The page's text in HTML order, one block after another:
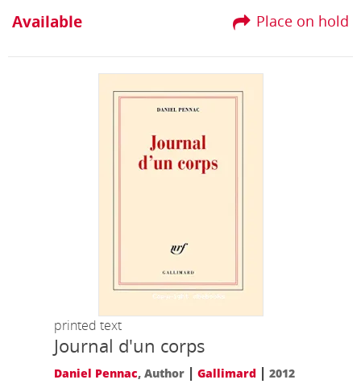
Place on hold
Available
printed text
Journal d'un corps
Daniel Pennac, Author |Gallimard |2012